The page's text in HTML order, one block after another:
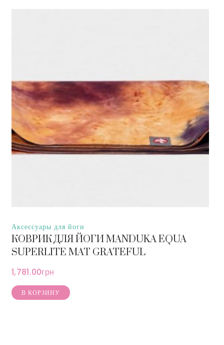
Аксессуары для йоги
КОВРИК ДЛЯ ЙОГИ MANDUKA EQUA
SUPERLITE MAT GRATEFUL
1,781.00грн
В КОРЗИНУ